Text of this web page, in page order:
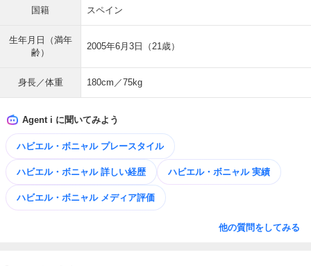
国籍 スペイン
生年月日（満年
齢）
2005年6月3日（21歳）
身長／体重 180cm／75kg
Agent i に聞いてみよう
ハビエル・ボニャル プレースタイル
ハビエル・ボニャル 詳しい経歴 ハビエル・ボニャル 実績
ハビエル・ボニャル メディア評価
他の質問をしてみる